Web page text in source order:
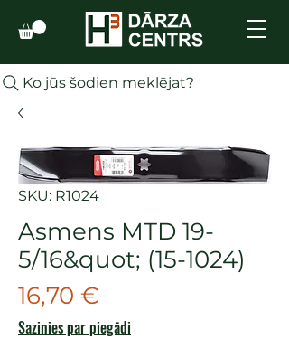
Ko jūs šodien meklējat?
SKU: R1024
Asmens MTD 19-
5/16&quot; (15-1024)
16,70 €
Sazinies par piegādi